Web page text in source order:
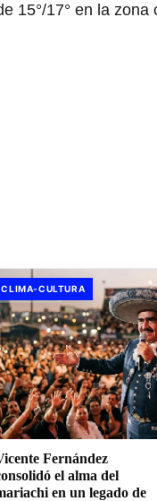
15°/17° en la
CLIMA-CULTURA
Fernández
el alma del
en un legado de